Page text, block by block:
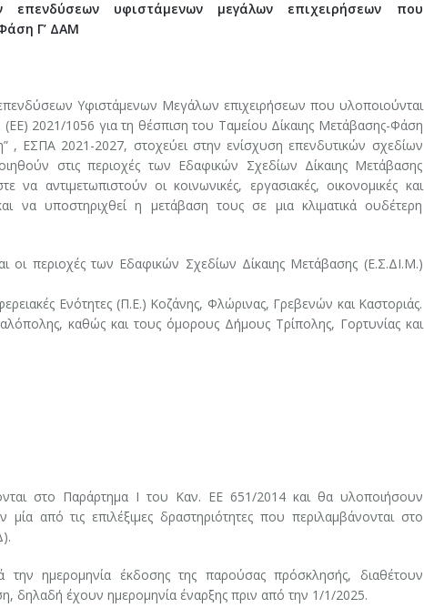
επενδύσεων υφιστάμενων μεγάλων επιχειρήσεων που
Γ’ ΔΑΜ
Υφιστάμενων Μεγάλων επιχειρήσεων που υλοποιούνται
2021/1056 για τη θέσπιση του Ταμείου Δίκαιης Μετάβασης-Φάση
, ΕΣΠΑ 2021-2027, στοχεύει στην ενίσχυση επενδυτικών σχεδίων
στις περιοχές των Εδαφικών Σχεδίων Δίκαιης Μετάβασης
αντιμετωπιστούν οι κοινωνικές, εργασιακές, οικονομικές και
να υποστηριχθεί η μετάβαση τους σε μια κλιματικά ουδέτερη
οι περιοχές των Εδαφικών Σχεδίων Δίκαιης Μετάβασης (Ε.Σ.ΔΙ.Μ.)
Ενότητες (Π.Ε.) Κοζάνης, Φλώρινας, Γρεβενών και Καστοριάς.
καθώς και τους όμορους Δήμους Τρίπολης, Γορτυνίας και
στο Παράρτημα Ι του Καν. ΕΕ 651/2014 και θα υλοποιήσουν
από τις επιλέξιμες δραστηριότητες που περιλαμβάνονται στο
την ημερομηνία έκδοσης της παρούσας πρόσκλησής, διαθέτουν
δηλαδή έχουν ημερομηνία έναρξης πριν από την 1/1/2025.